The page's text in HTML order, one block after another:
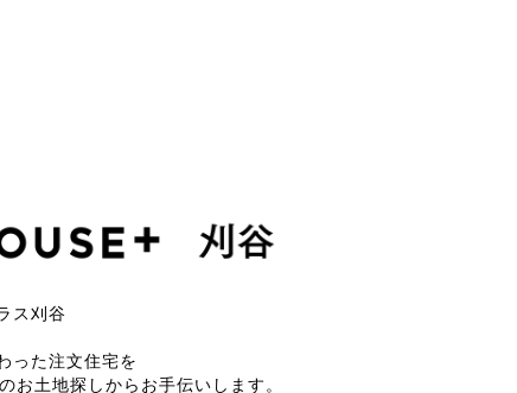
ス刈谷
った注文住宅を
お土地探しからお手伝いします。